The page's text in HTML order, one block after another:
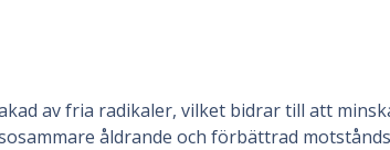
av fria radikaler, vilket bidrar till att
åldrande och förbättrad